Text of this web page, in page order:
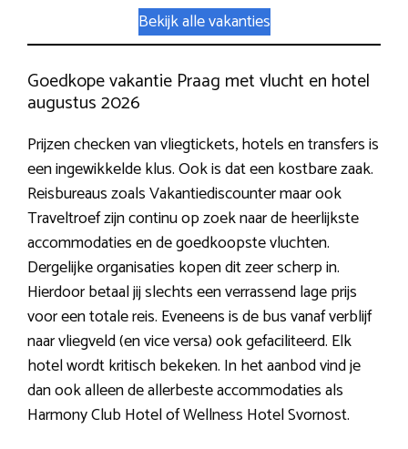
Bekijk alle vakanties
Goedkope vakantie Praag met vlucht en hotel
augustus 2026
Prijzen checken van vliegtickets, hotels en transfers is
een ingewikkelde klus. Ook is dat een kostbare zaak.
Reisbureaus zoals Vakantiediscounter maar ook
Traveltroef zijn continu op zoek naar de heerlijkste
accommodaties en de goedkoopste vluchten.
Dergelijke organisaties kopen dit zeer scherp in.
Hierdoor betaal jij slechts een verrassend lage prijs
voor een totale reis. Eveneens is de bus vanaf verblijf
naar vliegveld (en vice versa) ook gefaciliteerd. Elk
hotel wordt kritisch bekeken. In het aanbod vind je
dan ook alleen de allerbeste accommodaties als
Harmony Club Hotel of Wellness Hotel Svornost.